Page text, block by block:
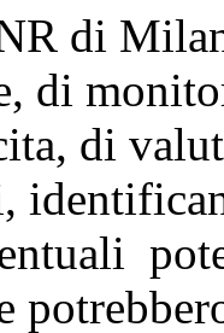
di
di
di